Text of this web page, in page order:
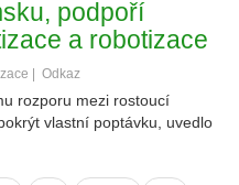
podpoří
a robotizace
| Odkaz
rozporu mezi rostoucí
vlastní poptávku, uvedlo